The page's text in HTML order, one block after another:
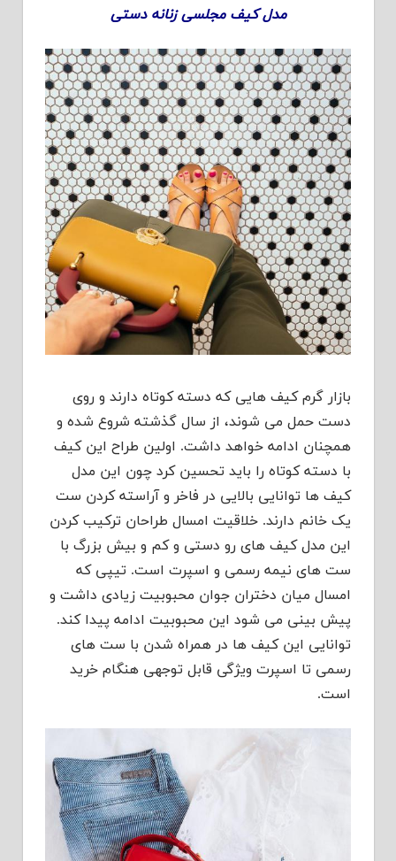
مدل کیف مجلسی زنانه دستی
بازار گرم کیف هایی که دسته کوتاه دارند و روی
دست حمل می شوند، از سال گذشته شروع شده و
همچنان ادامه خواهد داشت. اولین طراح این کیف
با دسته کوتاه را باید تحسین کرد چون این مدل
کیف ها توانایی بالایی در فاخر و آراسته کردن ست
یک خانم دارند. خلاقیت امسال طراحان ترکیب کردن
این مدل کیف های رو دستی و کم و بیش بزرگ با
ست های نیمه رسمی و اسپرت است. تیپی که
امسال میان دختران جوان محبوبیت زیادی داشت و
پیش بینی می شود این محبوبیت ادامه پیدا کند.
توانایی این کیف ها در همراه شدن با ست های
رسمی تا اسپرت ویژگی قابل توجهی هنگام خرید
است.